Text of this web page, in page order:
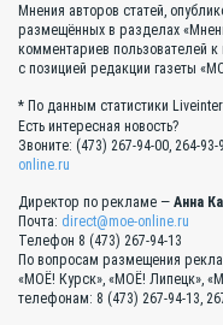
Мнения авторов статей,
размещённых в разделах
комментариев пользователей
с позицией редакции газеты
* По данным статистики
Есть интересная новость?
Звоните: (473) 267-94-00, 264-
online.ru
Директор по рекламе — Анна
Почта: direct@moe-online.ru
Телефон 8 (473) 267-94-13
По вопросам размещения
«МОЁ! Курск», «МОЁ! Липецк»,
телефонам: 8 (473) 267-94-13,